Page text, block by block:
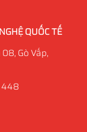
QUỐC TẾ
Gò Vấp,